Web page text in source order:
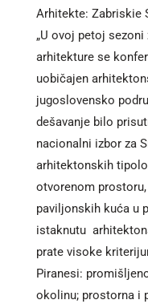
Arhitekte: Zabriskie
„U ovoj petoj
arhitekture se
uobičajen
jugoslovensko
dešavanje bilo
nacionalni izbor za
arhitektonskih
otvorenom
paviljonskih kuća u
istaknutu
prate visoke
Piranesi:
okolinu; prostorna i